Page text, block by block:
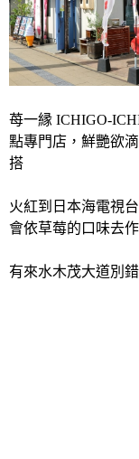
苺一縁 ICHIGO-
點專門店，鮮艷欲
搭
火紅到日本海電視
會依草莓的口味去
有來水木茂大道別